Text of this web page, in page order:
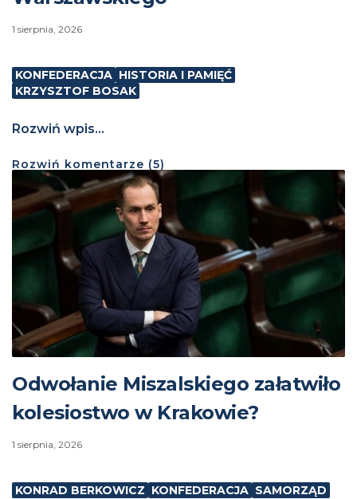
1 sierpnia, 2026
KONFEDERACJA HISTORIA I PAMIĘĆ
KRZYSZTOF BOSAK
Rozwiń wpis...
Rozwiń komentarze (5)
Odwołanie Miszalskiego załatwiło
kolesiostwo w Krakowie?
1 sierpnia, 2026
KONRAD BERKOWICZ KONFEDERACJA SAMORZĄD